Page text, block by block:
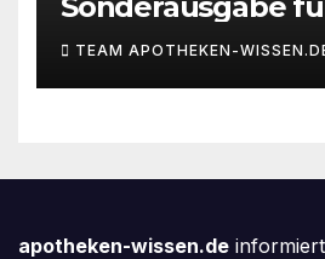
Sonderausgabe
des Deutschen
Zahl der
nach
TEAM APOTHEKEN-
apotheken-wissen.de